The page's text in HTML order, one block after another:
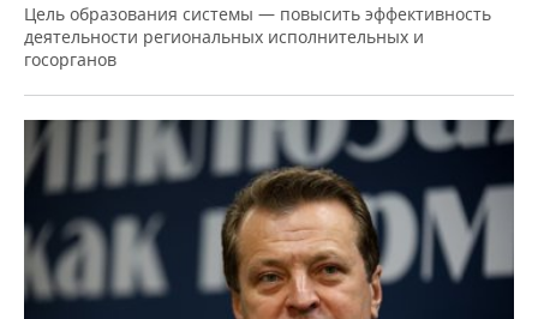
Цель образования системы — повысить эффективность
деятельности региональных исполнительных и
госорганов